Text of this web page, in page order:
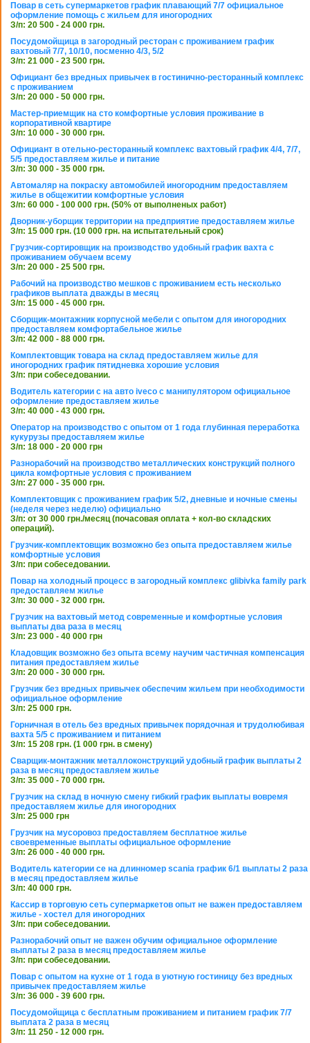
Повар в сеть супермаркетов график плавающий 7/7 официальное
оформление помощь с жильем для иногородних
З/п: 20 500 - 24 000 грн.
Посудомойщица в загородный ресторан с проживанием график
вахтовый 7/7, 10/10, посменно 4/3, 5/2
З/п: 21 000 - 23 500 грн.
Официант без вредных привычек в гостинично-ресторанный комплекс
с проживанием
З/п: 20 000 - 50 000 грн.
Мастер-приемщик на сто комфортные условия проживание в
корпоративной квартире
З/п: 10 000 - 30 000 грн.
Официант в отельно-ресторанный комплекс вахтовый график 4/4, 7/7,
5/5 предоставляем жилье и питание
З/п: 30 000 - 35 000 грн.
Автомаляр на покраску автомобилей иногородним предоставляем
жилье в общежитии комфортные условия
З/п: 60 000 - 100 000 грн. (50% от выполненых работ)
Дворник-уборщик территории на предприятие предоставляем жилье
З/п: 15 000 грн. (10 000 грн. на испытательный срок)
Грузчик-сортировщик на производство удобный график вахта с
проживанием обучаем всему
З/п: 20 000 - 25 500 грн.
Рабочий на производство мешков с проживанием есть несколько
графиков выплата дважды в месяц
З/п: 15 000 - 45 000 грн.
Сборщик-монтажник корпусной мебели с опытом для иногородних
предоставляем комфортабельное жилье
З/п: 42 000 - 88 000 грн.
Комплектовщик товара на склад предоставляем жилье для
иногородних график пятидневка хорошие условия
З/п: при собеседовании.
Водитель категории с на авто iveco с манипулятором официальное
оформление предоставляем жилье
З/п: 40 000 - 43 000 грн.
Оператор на производство с опытом от 1 года глубинная переработка
кукурузы предоставляем жилье
З/п: 18 000 - 20 000 грн
Разнорабочий на производство металлических конструкций полного
цикла комфортные условия с проживанием
З/п: 27 000 - 35 000 грн.
Комплектовщик с проживанием график 5/2, дневные и ночные смены
(неделя через неделю) официально
З/п: от 30 000 грн./месяц (почасовая оплата + кол-во складских
операций).
Грузчик-комплектовщик возможно без опыта предоставляем жилье
комфортные условия
З/п: при собеседовании.
Повар на холодный процесс в загородный комплекс glibivka family park
предоставляем жилье
З/п: 30 000 - 32 000 грн.
Грузчик на вахтовый метод современные и комфортные условия
выплаты два раза в месяц
З/п: 23 000 - 40 000 грн
Кладовщик возможно без опыта всему научим частичная компенсация
питания предоставляем жилье
З/п: 20 000 - 30 000 грн.
Грузчик без вредных привычек обеспечим жильем при необходимости
официальное оформление
З/п: 25 000 грн.
Горничная в отель без вредных привычек порядочная и трудолюбивая
вахта 5/5 с проживанием и питанием
З/п: 15 208 грн. (1 000 грн. в смену)
Сварщик-монтажник металлоконструкций удобный график выплаты 2
раза в месяц предоставляем жилье
З/п: 35 000 - 70 000 грн.
Грузчик на склад в ночную смену гибкий график выплаты вовремя
предоставляем жилье для иногородних
З/п: 25 000 грн
Грузчик на мусоровоз предоставляем бесплатное жилье
своевременные выплаты официальное оформление
З/п: 26 000 - 40 000 грн.
Водитель категории се на длинномер scania график 6/1 выплаты 2 раза
в месяц предоставляем жилье
З/п: 40 000 грн.
Кассир в торговую сеть супермаркетов опыт не важен предоставляем
жилье - хостел для иногородних
З/п: при собеседовании.
Разнорабочий опыт не важен обучим официальное оформление
выплаты 2 раза в месяц предоставляем жилье
З/п: при собеседовании.
Повар с опытом на кухне от 1 года в уютную гостиницу без вредных
привычек предоставляем жилье
З/п: 36 000 - 39 600 грн.
Посудомойщица с бесплатным проживанием и питанием график 7/7
выплата 2 раза в месяц
З/п: 11 250 - 12 000 грн.